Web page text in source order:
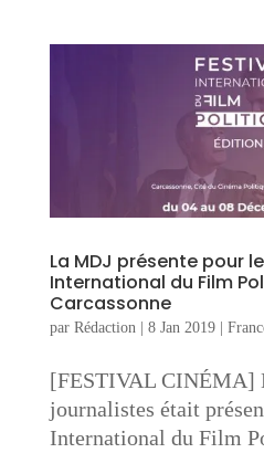
La MDJ présente pour
International du Film
Carcassonne
par Rédaction| 8 Jan 2019|
[FESTIVAL CINÉMA]
journalistes était
International du Film